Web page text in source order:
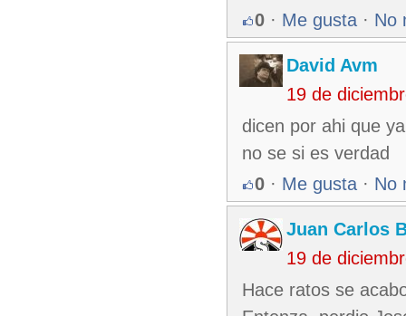
0 · Me gusta · No
David Avm
19 de
dicen por ahi que
no se si es verdad
0 · Me gusta · No
Juan Carlos
19 de
Hace ratos se